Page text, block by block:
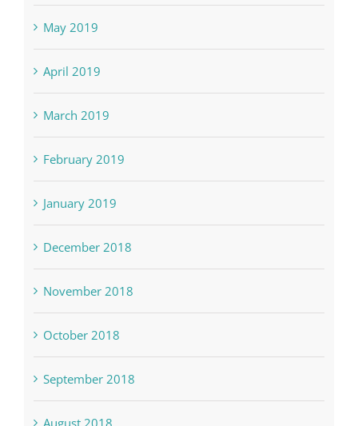
May 2019
April 2019
March 2019
February 2019
January 2019
December 2018
November 2018
October 2018
September 2018